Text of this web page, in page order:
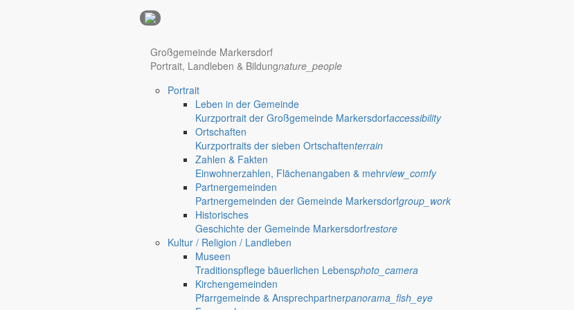
Regional werben auf markersdorf.de! anzeigen@gemeinde-markersdorf.de
Großgemeinde Markersdorf
Portrait, Landleben & Bildungnature_people
Portrait
Leben in der Gemeinde
Kurzportrait der Großgemeinde Markersdorfaccessibility
Ortschaften
Kurzportraits der sieben Ortschaftenterrain
Zahlen & Fakten
Einwohnerzahlen, Flächenangaben & mehrview_comfy
Partnergemeinden
Partnergemeinden der Gemeinde Markersdorfgroup_work
Historisches
Geschichte der Gemeinde Markersdorfrestore
Kultur / Religion / Landleben
Museen
Traditionspflege bäuerlichen Lebensphoto_camera
Kirchengemeinden
Pfarrgemeinde & Ansprechpartnerpanorama_fish_eye
Deutsch-Paulsdorf
Jauernick-Buschbach
Bürgermeister Juni 2009